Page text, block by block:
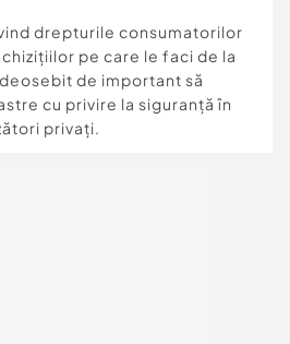
drepturile consumatorilor
pe care le faci de la
de important să
cu privire la siguranță în
privați.